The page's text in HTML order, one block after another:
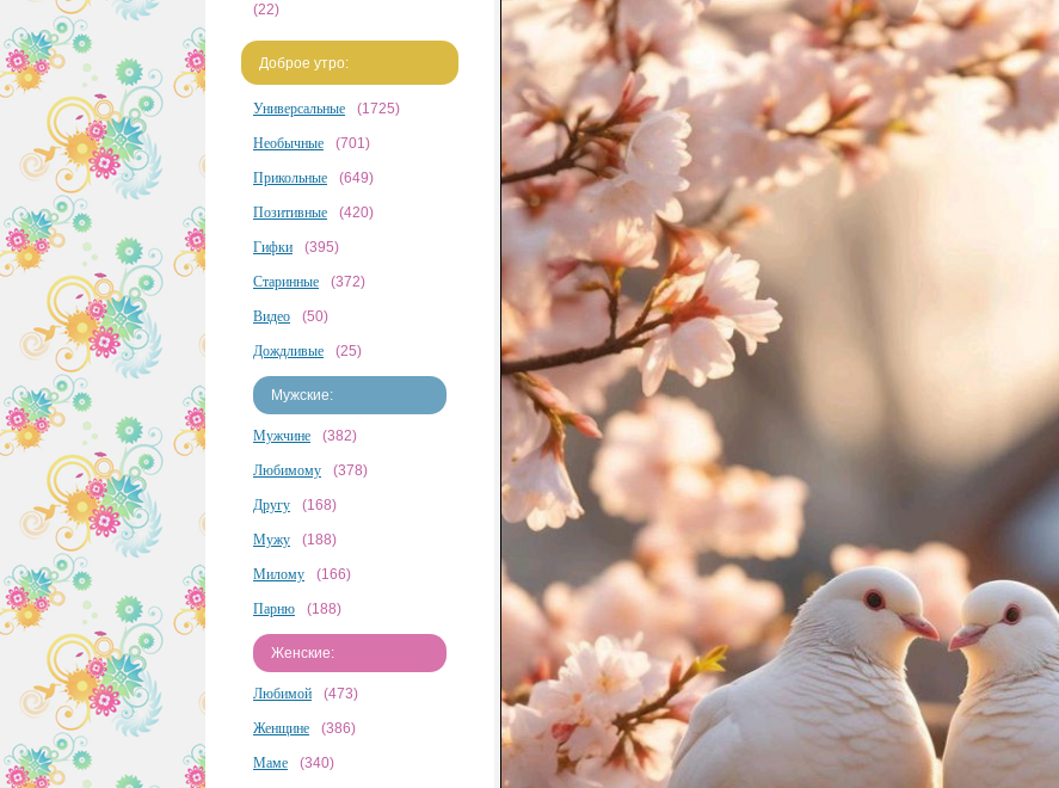
(22)
Доброе утро:
Универсальные (1725)
Необычные (701)
Прикольные (649)
Позитивные (420)
Гифки (395)
Старинные (372)
Видео (50)
Дождливые (25)
Мужские:
Мужчине (382)
Любимому (378)
Другу (168)
Мужу (188)
Милому (166)
Парню (188)
Женские:
Любимой (473)
Женщине (386)
Маме (340)